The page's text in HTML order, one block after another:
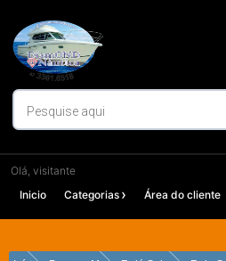
para
conteúdo
Olá, visitante
Inicio
Categorias Área do cliente